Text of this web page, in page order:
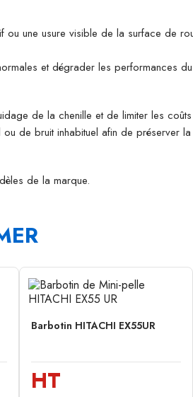
une usure visible de la surface de
et dégrader les performances
de la chenille et de limiter les
de bruit inhabituel afin de préserver
de la marque.
Barbotin HITACHI EX55UR
HT